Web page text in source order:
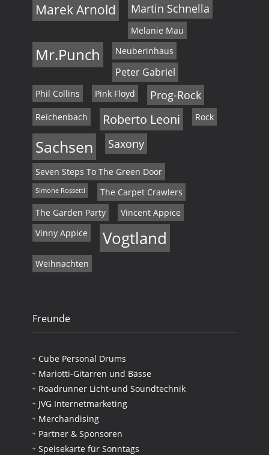
Marek Arnold Martin Schnella
Melanie Mau
Mr.Punch Neuberinhaus
Peter Gabriel
Phil Collins Pink Floyd Prog-Rock
Reichenbach Roberto Leoni Rock
Sachsen Saxony
Seven Steps To The Green Door
Simone Rossetti
The Carpet Crawlers
The Garden Party
Vincent Appice
Vinny Appice
Vogtland
Weihnachten
Freunde
Cube Personal Drums
Mariotti-Gitarren und Bässe
Roadrunner Licht-und Soundtechnik
JVG Internetmarketing
Merchandising
Partner & Sponsoren
Speisekarte für Sonntags